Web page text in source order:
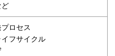
ど
ロセス
イフサイクル